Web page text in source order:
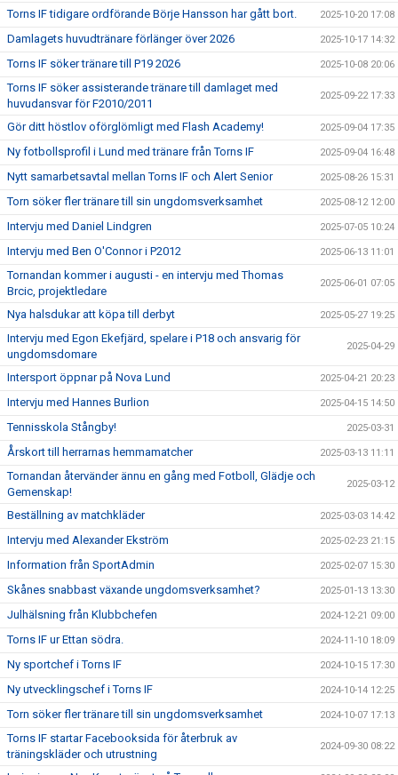
Torns IF tidigare ordförande Börje Hansson har gått bort. 2025-10-20 17:08
Damlagets huvudtränare förlänger över 2026 2025-10-17 14:32
Torns IF söker tränare till P19 2026 2025-10-08 20:06
Torns IF söker assisterande tränare till damlaget med
huvudansvar för F2010/2011
2025-09-22 17:33
Gör ditt höstlov oförglömligt med Flash Academy! 2025-09-04 17:35
Ny fotbollsprofil i Lund med tränare från Torns IF 2025-09-04 16:48
Nytt samarbetsavtal mellan Torns IF och Alert Senior 2025-08-26 15:31
Torn söker fler tränare till sin ungdomsverksamhet 2025-08-12 12:00
Intervju med Daniel Lindgren 2025-07-05 10:24
Intervju med Ben O'Connor i P2012 2025-06-13 11:01
Tornandan kommer i augusti - en intervju med Thomas
Brcic, projektledare
2025-06-01 07:05
Nya halsdukar att köpa till derbyt 2025-05-27 19:25
Intervju med Egon Ekefjärd, spelare i P18 och ansvarig för
ungdomsdomare
2025-04-29
Intersport öppnar på Nova Lund 2025-04-21 20:23
Intervju med Hannes Burlion 2025-04-15 14:50
Tennisskola Stångby! 2025-03-31
Årskort till herrarnas hemmamatcher 2025-03-13 11:11
Tornandan återvänder ännu en gång med Fotboll, Glädje och
Gemenskap!
2025-03-12
Beställning av matchkläder 2025-03-03 14:42
Intervju med Alexander Ekström 2025-02-23 21:15
Information från SportAdmin 2025-02-07 15:30
Skånes snabbast växande ungdomsverksamhet? 2025-01-13 13:30
Julhälsning från Klubbchefen 2024-12-21 09:00
Torns IF ur Ettan södra. 2024-11-10 18:09
Ny sportchef i Torns IF 2024-10-15 17:30
Ny utvecklingschef i Torns IF 2024-10-14 12:25
Torn söker fler tränare till sin ungdomsverksamhet 2024-10-07 17:13
Torns IF startar Facebooksida för återbruk av
träningskläder och utrustning
2024-09-30 08:22